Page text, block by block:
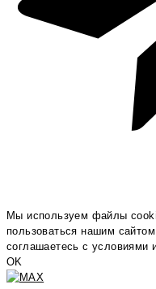
Мы используем файлы
пользоваться нашим
соглашаетесь c условиями
OK